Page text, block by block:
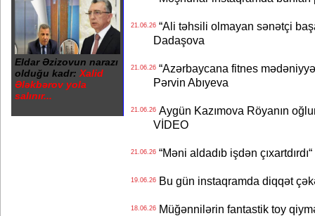
Eldar Əzizovun narazı
olduğu kadr: Xalid
Ələkbərov yola
salınır...
21.06.26“Ali təhsili olmayan sənətçi
Dadaşova
21.06.26“Azərbaycana fitnes
Pərvin Abıyeva
21.06.26Aygün Kazımova Röyanın
VİDEO
21.06.26“Məni aldadıb işdən
19.06.26Bu gün instaqramda diqqət
18.06.26Müğənnilərin fantastik toy